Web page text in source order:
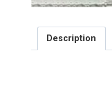
Description